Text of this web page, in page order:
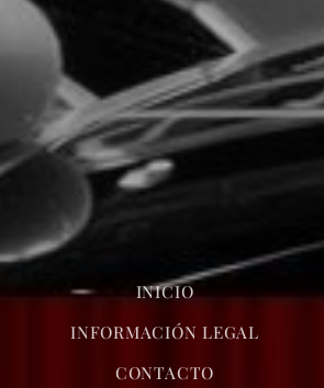
INICIO
INFORMACIÓN LEGAL
CONTACTO